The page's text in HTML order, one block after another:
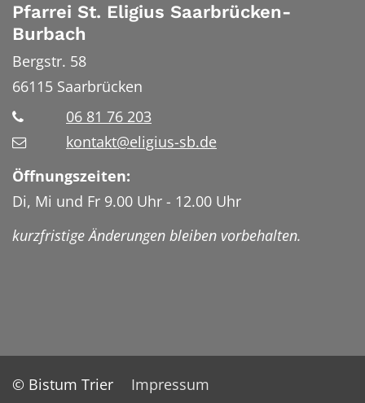
Pfarrei St. Eligius Saarbrücken-
Burbach
Bergstr. 58
66115 Saarbrücken
06 81 76 203
kontakt@eligius-sb.de
Öffnungszeiten:
Di, Mi und Fr 9.00 Uhr - 12.00 Uhr
kurzfristige Änderungen bleiben vorbehalten.
© Bistum Trier
Impressum